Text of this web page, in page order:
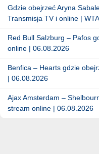
Gdzie obejrzeć Aryna
Transmisja TV i online |
Red Bull Salzburg – Pafos
online | 06.08.2026
Benfica – Hearts gdzie
| 06.08.2026
Ajax Amsterdam –
stream online | 06.08.2026